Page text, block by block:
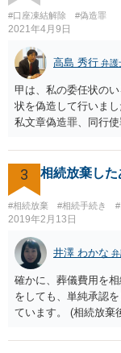
#口座凍結解除 #偽造罪
2021年4月9日
高島 秀行 弁護
甲は、私の委任状の
状を偽造して行いま
私文章偽造罪、同行
か？ 委任状を偽造
ので できないと思
3 相続放棄した
#相続放棄 #相続手続き
2019年2月13日
井澤 わかな
確かに、葬儀費用を
をしても、単純承認
ています。 (相続放棄
述の手続ということ